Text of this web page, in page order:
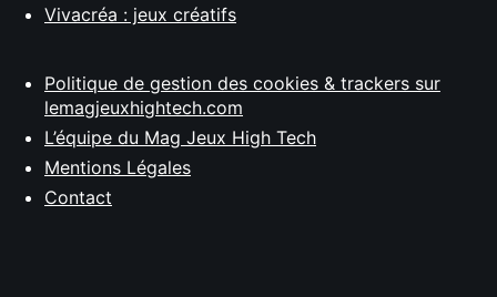
Vivacréa : jeux créatifs
Politique de gestion des cookies & trackers sur
lemagjeuxhightech.com
L’équipe du Mag Jeux High Tech
Mentions Légales
Contact